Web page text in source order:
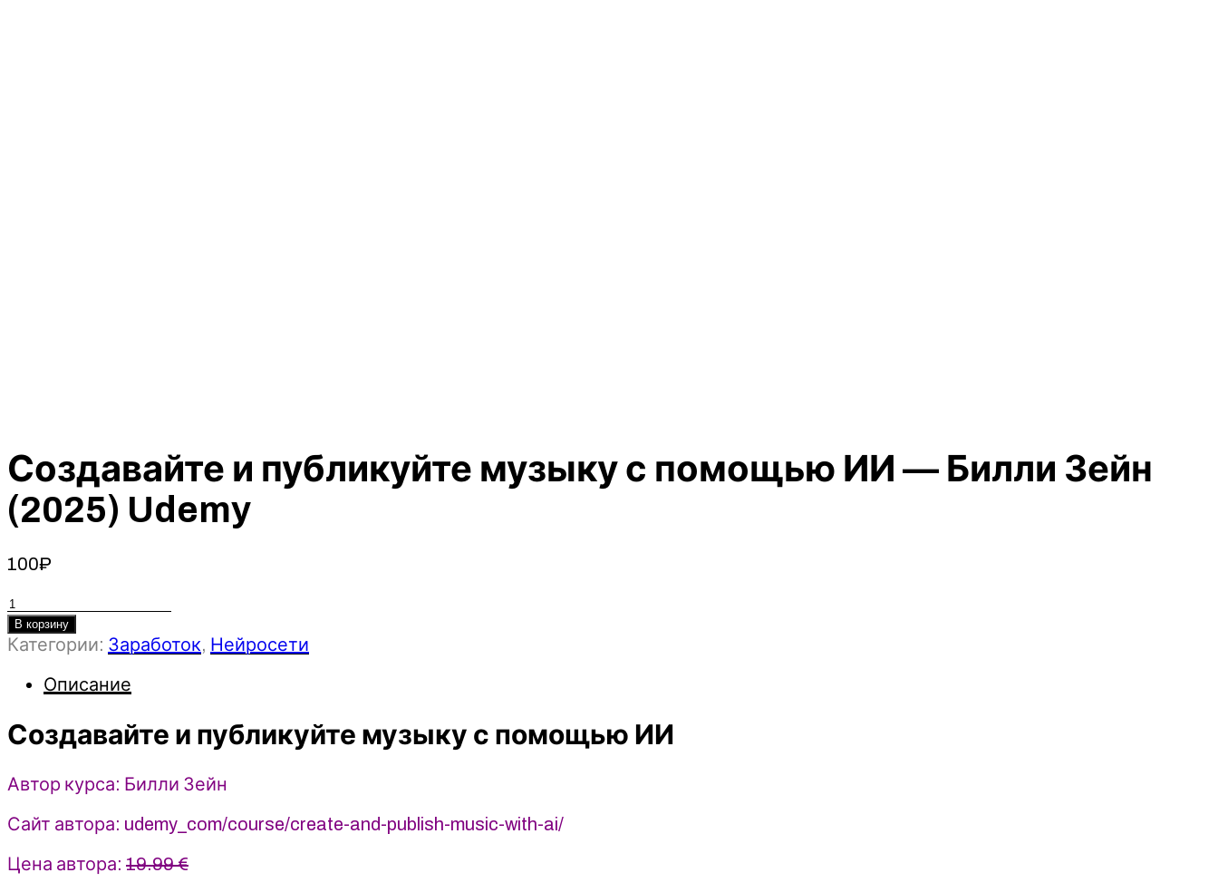
Создавайте и публикуйте музыку с помощью ИИ — Билли Зейн
(2025) Udemy
100₽
Количество
товара
Создавайте
публикуйте
с
помощью
ИИ
-
Билли
(2025)
Udemy
В корзину
Категории: Заработок, Нейросети
Описание
Создавайте и публикуйте музыку с помощью ИИ
Автор курса: Билли Зейн
Сайт автора: udemy_com/course/create-and-publish-music-with-ai/
Цена автора: 19.99 €